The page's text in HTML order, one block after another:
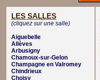
LES SALLES
(cliquez sur une salle)
Aiguebelle
Allèves
Arbusigny
Chamoux-sur-Gelon
Champagne en Valromey
Chindrieux
Choisy